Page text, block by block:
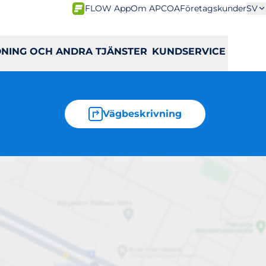
FLOW AppOm APCOAFöretagskunderSV
OCH ANDRA TJÄNSTER KUNDSERVICE
Vägbeskrivning